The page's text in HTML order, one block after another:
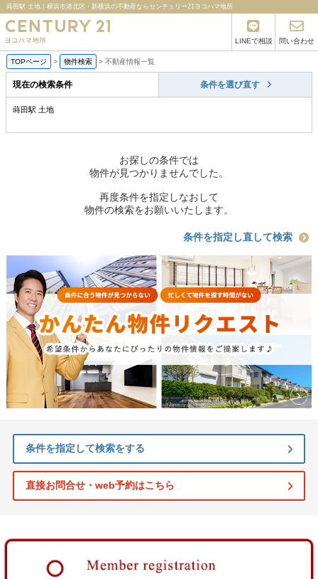
蒔田駅 土地｜横浜市港北区・新横浜の不動産ならセンチュリー21ヨコハマ地所
LINEで相談 問い合わせ
TOPページ > 物件検索 > 不動産情報一覧
現在の検索条件 条件を選び直す
蒔田駅 土地
お探しの条件では
物件が見つかりませんでした。
再度条件を指定しなおして
物件の検索をお願いいたします。
条件を指定し直して検索
条件を指定して検索をする
直接お問合せ・web予約はこちら